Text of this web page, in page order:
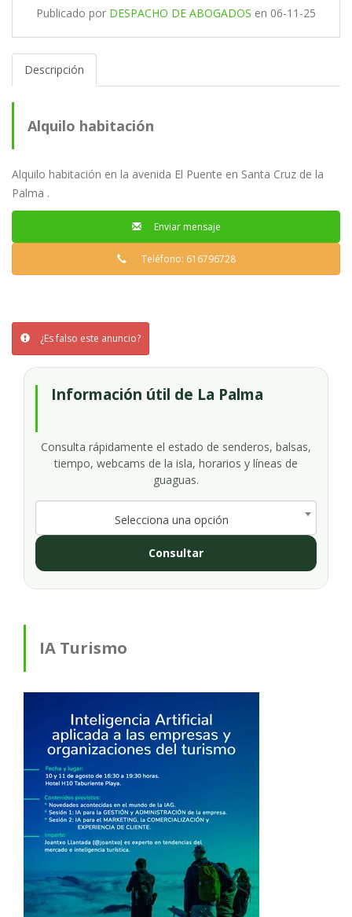
Publicado por DESPACHO DE ABOGADOS en 06-11-25
Descripción
Alquilo habitación
Alquilo habitación en la avenida El Puente en Santa Cruz de la
Palma .
Enviar mensaje
Teléfono: 616796728
¿Es falso este anuncio?
Información útil de La Palma
Consulta rápidamente el estado de senderos, balsas,
tiempo, webcams de la isla, horarios y líneas de
guaguas.
Selecciona una opción
Consultar
IA Turismo